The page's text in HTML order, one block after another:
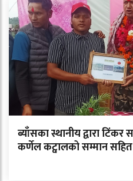
ब्याँसका स्थानीय द्वारा
कर्णेल कट्वालको सम्मान सहित